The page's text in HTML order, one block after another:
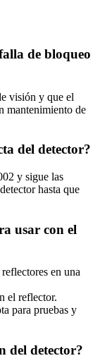
de bloqueo
visión y que el
mantenimiento de
del detector?
y sigue las
hasta que
usar con el
en una
el reflector.
para pruebas y
del detector?